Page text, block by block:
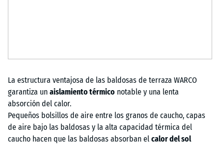
La estructura ventajosa de las baldosas de terraza WARCO
garantiza un aislamiento térmico notable y una lenta
absorción del calor.
Pequeños bolsillos de aire entre los granos de caucho, capas
de aire bajo las baldosas y la alta capacidad térmica del
caucho hacen que las baldosas absorban el calor del sol